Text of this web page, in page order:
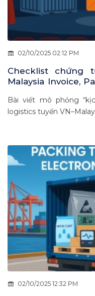
02/10/2025 02:12 PM
Checklist chứng
Malaysia Invoice,
Bài viết mô phỏng
logistics tuyến
02/10/2025 12:32 PM